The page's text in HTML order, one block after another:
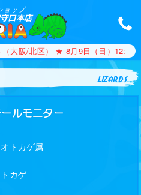
ョップ
口本店
大阪/北区） ★ 8月9日（日）12:00
lizards
ルモニター
トカゲ属
カゲ